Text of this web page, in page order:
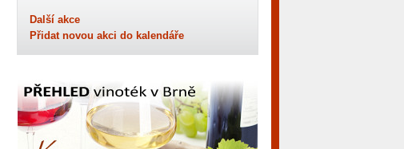
Další akce
Přidat novou akci do kalendáře